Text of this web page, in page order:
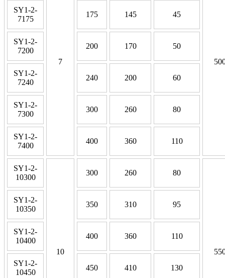
7
SY1-2-
7175
175 145 45
SY1-2-
7200
200 170 50
SY1-2-
7240
240 200 60
SY1-2-
7300
300 260 80
SY1-2-
7400
400 360 110
SY1-2-
10300
10
300 260 80
SY1-2-
10350
350 310 95
SY1-2-
10400
400 360 110
SY1-2-
10450
450 410 130